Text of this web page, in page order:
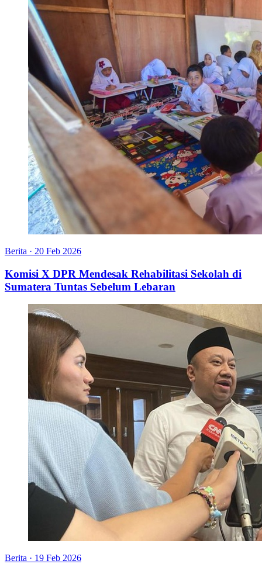
Berita · 20 Feb 2026
Komisi X DPR Mendesak Rehabilitasi Sekolah di
Sumatera Tuntas Sebelum Lebaran
Berita · 19 Feb 2026